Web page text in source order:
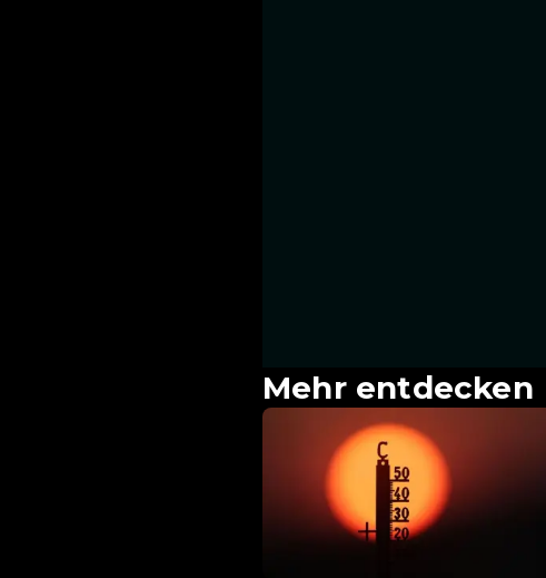
Mehr entdecken